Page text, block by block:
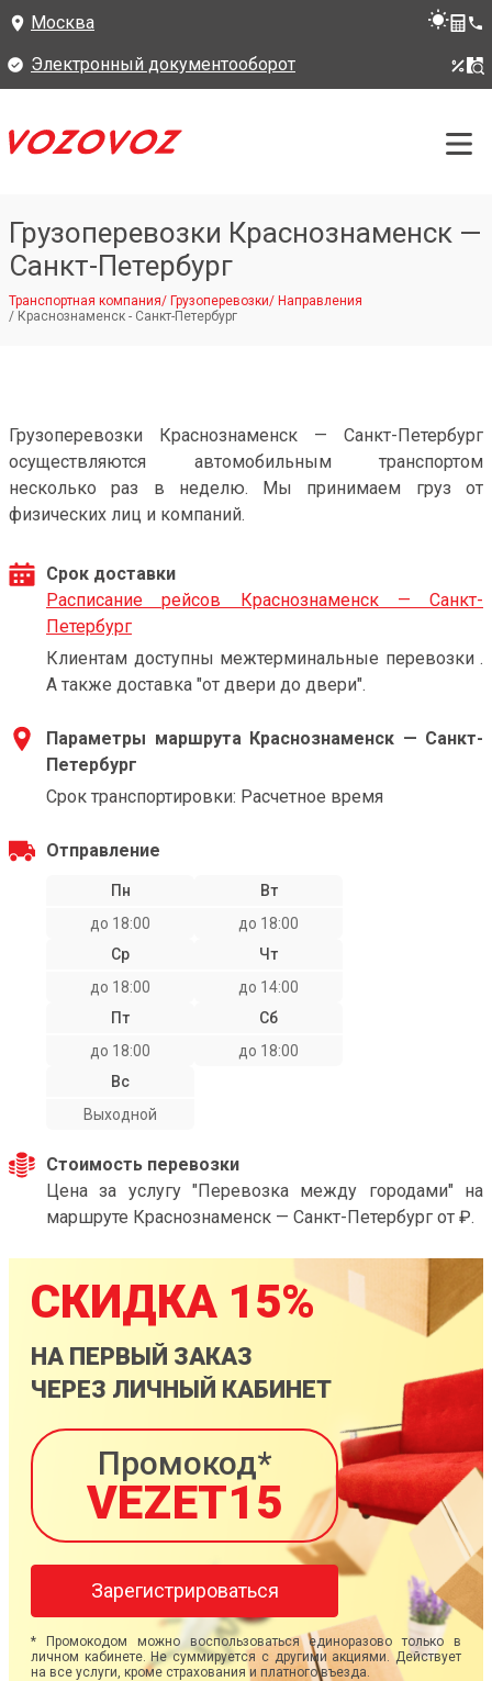
Москва
Электронный документооборот
Грузоперевозки Краснознаменск —
Санкт-Петербург
Транспортная компания/ Грузоперевозки/ Направления
/ Краснознаменск - Санкт-Петербург
Грузоперевозки Краснознаменск — Санкт-Петербург
осуществляются автомобильным транспортом
несколько раз в неделю. Мы принимаем груз от
физических лиц и компаний.
Срок доставки
Расписание рейсов Краснознаменск — Санкт-
Петербург
Клиентам доступны межтерминальные перевозки .
А также доставка "от двери до двери".
Параметры маршрута Краснознаменск — Санкт-
Петербург
Срок транспортировки: Расчетное время
Отправление
Пн
до 18:00
Вт
до 18:00
Ср
до 18:00
Чт
до 14:00
Пт
до 18:00
Сб
до 18:00
Вс
Выходной
Стоимость перевозки
Цена за услугу "Перевозка между городами" на
маршруте Краснознаменск — Санкт-Петербург от ₽.
СКИДКА 15%
НА ПЕРВЫЙ ЗАКАЗ
ЧЕРЕЗ ЛИЧНЫЙ КАБИНЕТ
Промокод*
VEZET15
Зарегистрироваться
* Промокодом можно воспользоваться единоразово только в
личном кабинете. Не суммируется с другими акциями. Действует
на все услуги, кроме страхования и платного въезда.